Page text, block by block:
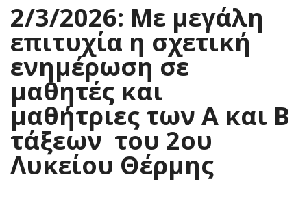
2/3/2026: Mε μεγάλη
επιτυχία η σχετική
ενημέρωση σε
μαθητές και
μαθήτριες των Α και Β
τάξεων του 2ου
Λυκείου Θέρμης